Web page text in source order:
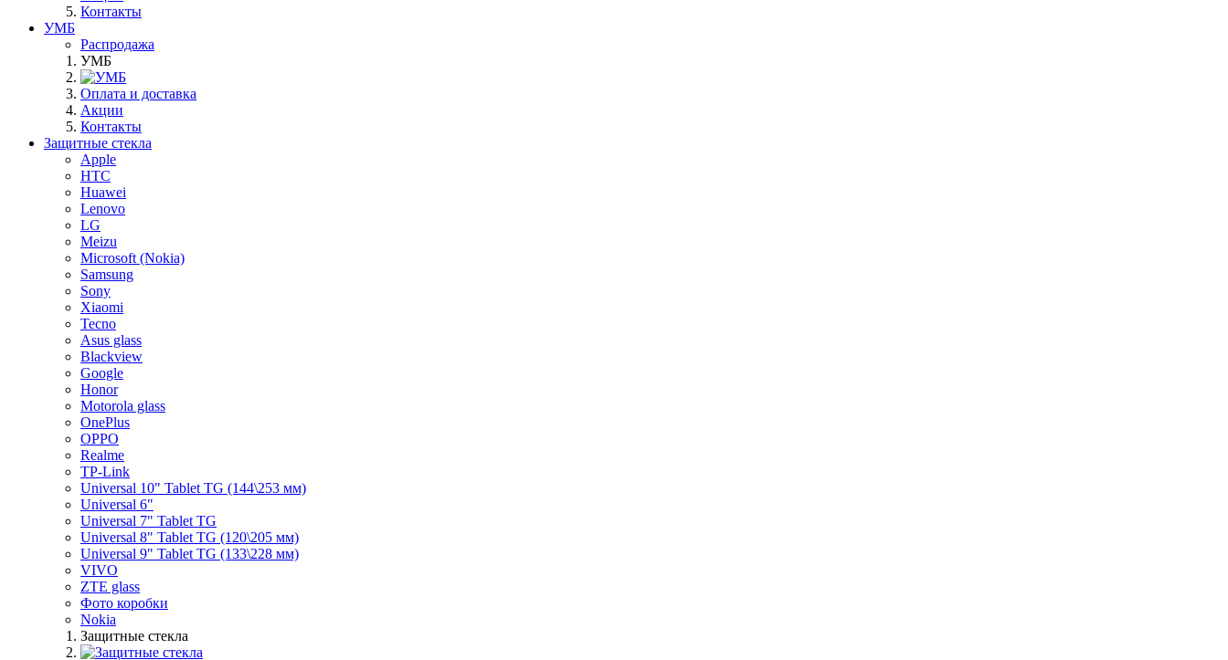
Контакты
УМБ
Распродажа
УМБ
Оплата и доставка
Акции
Контакты
Защитные стекла
Apple
HTC
Huawei
Lenovo
LG
Meizu
Microsoft (Nokia)
Samsung
Sony
Xiaomi
Tecno
Asus glass
Blackview
Google
Honor
Motorola glass
OnePlus
OPPO
Realme
TP-Link
Universal 10" Tablet TG (144\253 мм)
Universal 6"
Universal 7" Tablet TG
Universal 8" Tablet TG (120\205 мм)
Universal 9" Tablet TG (133\228 мм)
VIVO
ZTE glass
Фото коробки
Nokia
Защитные стекла